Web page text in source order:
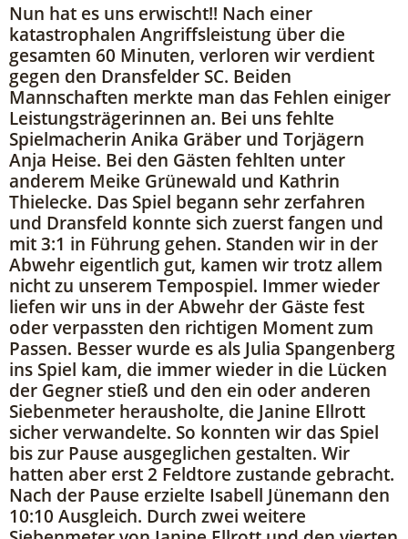
Nun hat es uns erwischt!! Nach einer
katastrophalen Angriffsleistung über die
gesamten 60 Minuten, verloren wir verdient
gegen den Dransfelder SC. Beiden
Mannschaften merkte man das Fehlen einiger
Leistungsträgerinnen an. Bei uns fehlte
Spielmacherin Anika Gräber und Torjägern
Anja Heise. Bei den Gästen fehlten unter
anderem Meike Grünewald und Kathrin
Thielecke. Das Spiel begann sehr zerfahren
und Dransfeld konnte sich zuerst fangen und
mit 3:1 in Führung gehen. Standen wir in der
Abwehr eigentlich gut, kamen wir trotz allem
nicht zu unserem Tempospiel. Immer wieder
liefen wir uns in der Abwehr der Gäste fest
oder verpassten den richtigen Moment zum
Passen. Besser wurde es als Julia Spangenberg
ins Spiel kam, die immer wieder in die Lücken
der Gegner stieß und den ein oder anderen
Siebenmeter herausholte, die Janine Ellrott
sicher verwandelte. So konnten wir das Spiel
bis zur Pause ausgeglichen gestalten. Wir
hatten aber erst 2 Feldtore zustande gebracht.
Nach der Pause erzielte Isabell Jünemann den
10:10 Ausgleich. Durch zwei weitere